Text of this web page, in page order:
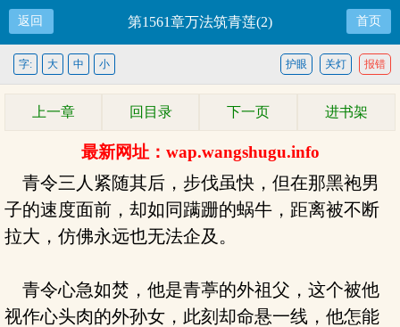
返回 第1561章万法筑青莲(2) 首页
报错
关灯
护眼
字: 大 中 小
上一章 回目录 下一页 进书架
最新网址：wap.wangshugu.info
青令三人紧随其后，步伐虽快，但在那黑袍男
子的速度面前，却如同蹒跚的蜗牛，距离被不断
拉大，仿佛永远也无法企及。
青令心急如焚，他是青葶的外祖父，这个被他
视作心头肉的外孙女，此刻却命悬一线，他怎能